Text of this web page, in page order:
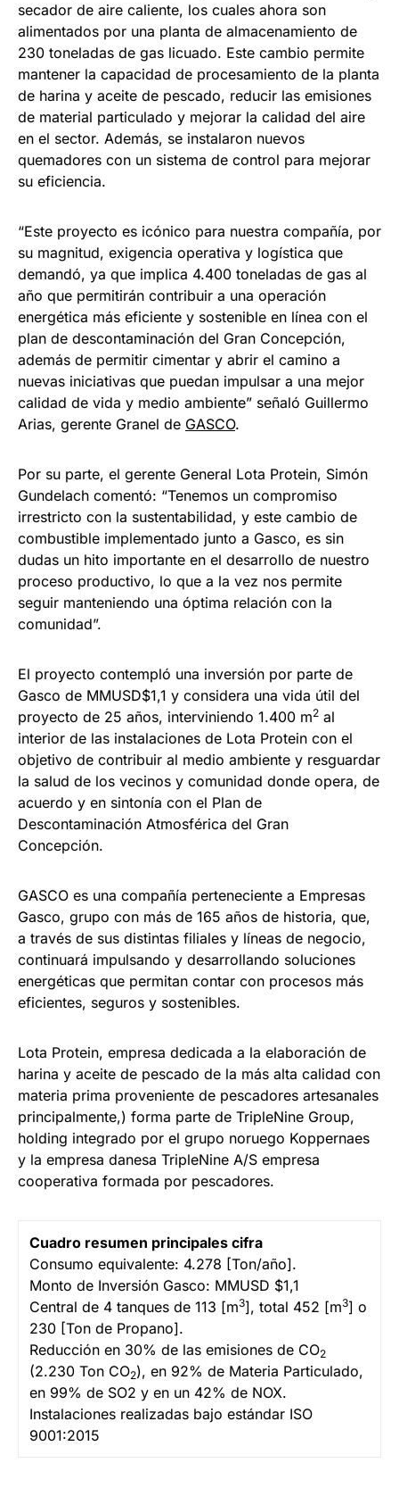
secador de aire caliente, los cuales ahora son
alimentados por una planta de almacenamiento de
230 toneladas de gas licuado. Este cambio permite
mantener la capacidad de procesamiento de la planta
de harina y aceite de pescado, reducir las emisiones
de material particulado y mejorar la calidad del aire
en el sector. Además, se instalaron nuevos
quemadores con un sistema de control para mejorar
su eficiencia.
“Este proyecto es icónico para nuestra compañía, por
su magnitud, exigencia operativa y logística que
demandó, ya que implica 4.400 toneladas de gas al
año que permitirán contribuir a una operación
energética más eficiente y sostenible en línea con el
plan de descontaminación del Gran Concepción,
además de permitir cimentar y abrir el camino a
nuevas iniciativas que puedan impulsar a una mejor
calidad de vida y medio ambiente” señaló Guillermo
Arias, gerente Granel de GASCO.
Por su parte, el gerente General Lota Protein, Simón
Gundelach comentó: “Tenemos un compromiso
irrestricto con la sustentabilidad, y este cambio de
combustible implementado junto a Gasco, es sin
dudas un hito importante en el desarrollo de nuestro
proceso productivo, lo que a la vez nos permite
seguir manteniendo una óptima relación con la
comunidad”.
El proyecto contempló una inversión por parte de
Gasco de MMUSD$1,1 y considera una vida útil del
proyecto de 25 años, interviniendo 1.400 m2 al
interior de las instalaciones de Lota Protein con el
objetivo de contribuir al medio ambiente y resguardar
la salud de los vecinos y comunidad donde opera, de
acuerdo y en sintonía con el Plan de
Descontaminación Atmosférica del Gran
Concepción.
GASCO es una compañía perteneciente a Empresas
Gasco, grupo con más de 165 años de historia, que,
a través de sus distintas filiales y líneas de negocio,
continuará impulsando y desarrollando soluciones
energéticas que permitan contar con procesos más
eficientes, seguros y sostenibles.
Lota Protein, empresa dedicada a la elaboración de
harina y aceite de pescado de la más alta calidad con
materia prima proveniente de pescadores artesanales
principalmente,) forma parte de TripleNine Group,
holding integrado por el grupo noruego Koppernaes
y la empresa danesa TripleNine A/S empresa
cooperativa formada por pescadores.
Cuadro resumen principales cifra
Consumo equivalente: 4.278 [Ton/año].
Monto de Inversión Gasco: MMUSD $1,1
Central de 4 tanques de 113 [m3], total 452 [m3] o
230 [Ton de Propano].
Reducción en 30% de las emisiones de CO2
(2.230 Ton CO2), en 92% de Materia Particulado,
en 99% de SO2 y en un 42% de NOX.
Instalaciones realizadas bajo estándar ISO
9001:2015